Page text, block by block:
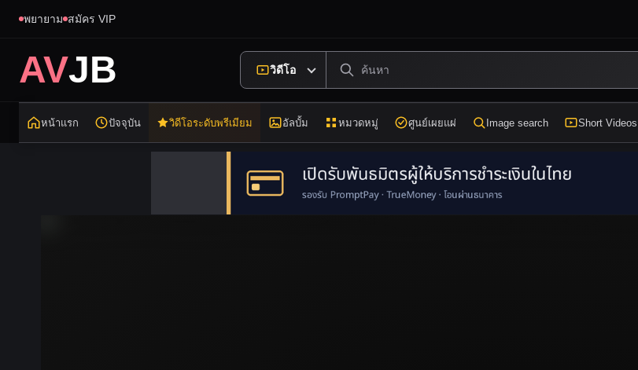
พยายาม สมัคร VIP
AVJB วิดีโอ
หน้าแรก ปัจจุบัน วิดีโอระดับพรีเมียม อัลบั้ม หมวดหมู่ ศูนย์เผยแผ่ Image search Short Videos